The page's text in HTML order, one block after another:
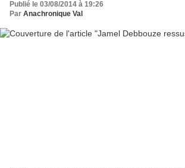
Publié le 03/08/2014 à 19:26
Par Anachronique Val